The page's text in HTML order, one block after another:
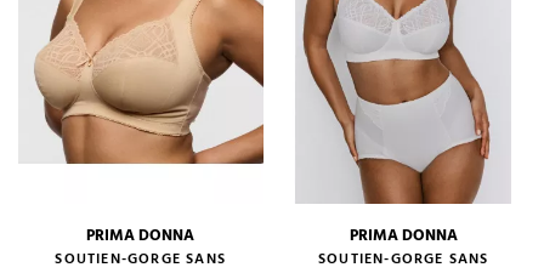
PRIMA DONNA
SOUTIEN-GORGE SANS
PRIMA DONNA
SOUTIEN-GORGE SANS